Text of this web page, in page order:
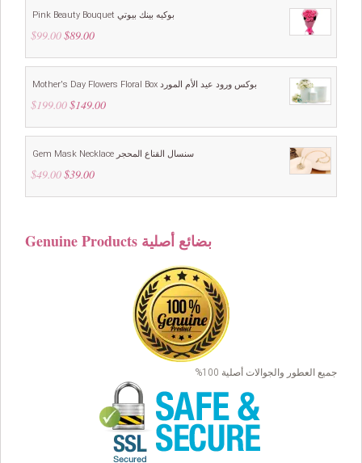
Pink Beauty Bouquet بوكيه بينك بيوتي
$99.00 Original
was:
$89.00Current
is:
Mother's Day Flowers Floral Box بوكس ورود عيد الأم المورد
$199.00 Original
was:
$149.00Current
is:
Gem Mask Necklace سنسال القناع المحجر
$49.00 Original
was:
$39.00Current
is:
Genuine Products بضائع أصلية
جميع العطور والجوالات أصلية 100%